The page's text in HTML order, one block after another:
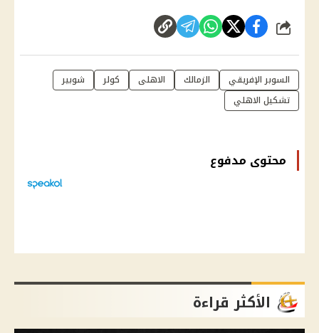
شارك
السوبر الإفريقي الزمالك الاهلى كولر
شوبير
تشكيل الاهلي
محتوى مدفوع
الأكثر قراءة